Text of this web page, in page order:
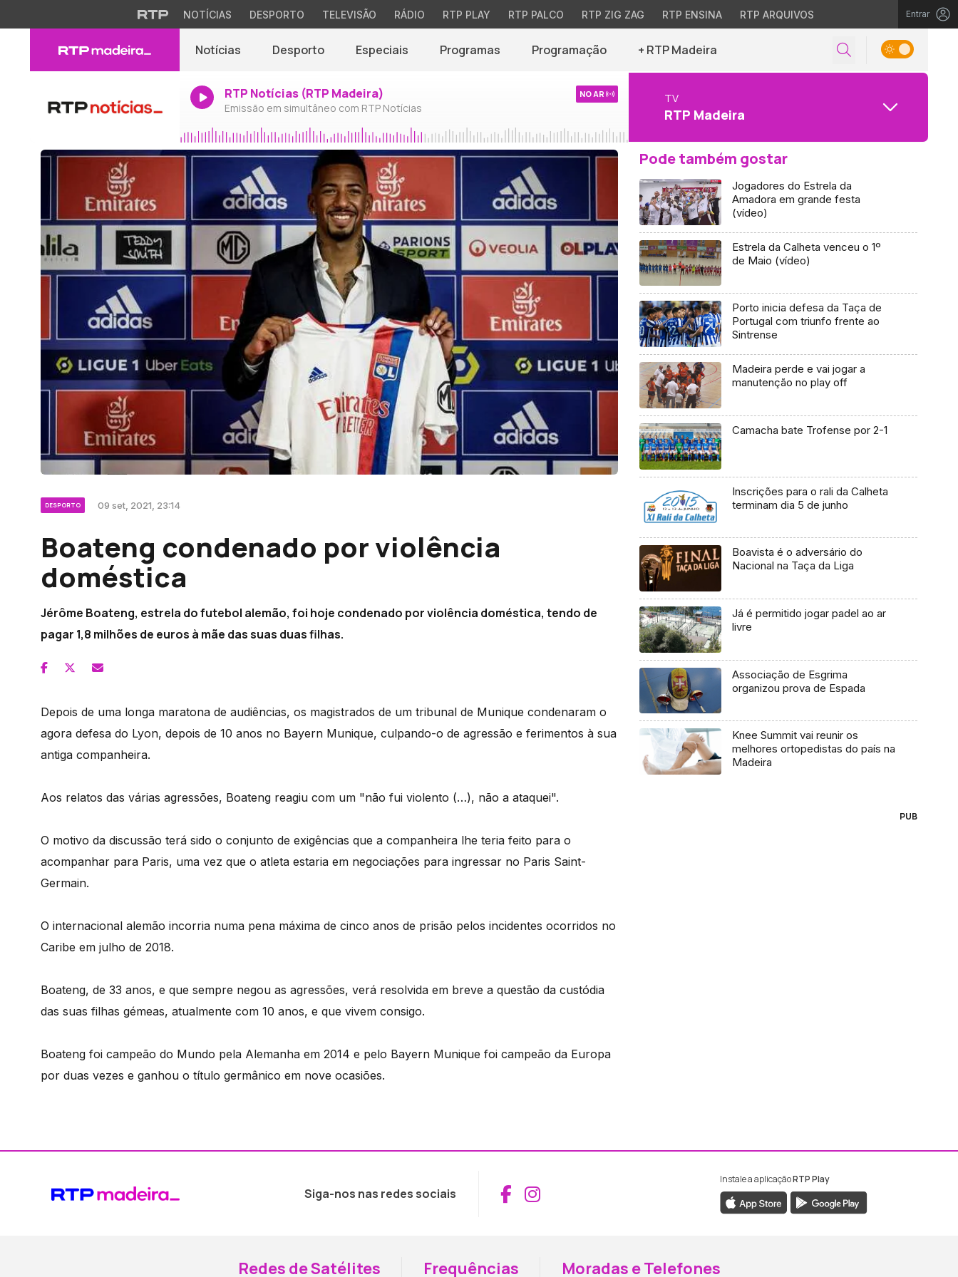
NOTÍCIAS DESPORTO TELEVISÃO RÁDIO RTP PLAY RTP PALCO RTP ZIG ZAG RTP ENSINA RTP ARQUIVOS Entrar
Notícias Desporto Especiais Programas Programação + RTP Madeira
RTP Notícias (RTP Madeira)
Emissão em simultâneo com RTP Notícias
NO AR TV
RTP Madeira
DESPORTO 09 set, 2021, 23:14
Boateng condenado por violência
doméstica
Jérôme Boateng, estrela do futebol alemão, foi hoje condenado por violência doméstica, tendo de
pagar 1,8 milhões de euros à mãe das suas duas filhas.
Depois de uma longa maratona de audiências, os magistrados de um tribunal de Munique condenaram o
agora defesa do Lyon, depois de 10 anos no Bayern Munique, culpando-o de agressão e ferimentos à sua
antiga companheira.
Aos relatos das várias agressões, Boateng reagiu com um "não fui violento (…), não a ataquei".
O motivo da discussão terá sido o conjunto de exigências que a companheira lhe teria feito para o
acompanhar para Paris, uma vez que o atleta estaria em negociações para ingressar no Paris Saint-
Germain.
O internacional alemão incorria numa pena máxima de cinco anos de prisão pelos incidentes ocorridos no
Caribe em julho de 2018.
Boateng, de 33 anos, e que sempre negou as agressões, verá resolvida em breve a questão da custódia
das suas filhas gémeas, atualmente com 10 anos, e que vivem consigo.
Boateng foi campeão do Mundo pela Alemanha em 2014 e pelo Bayern Munique foi campeão da Europa
por duas vezes e ganhou o título germânico em nove ocasiões.
Pode também gostar
Jogadores do Estrela da
Amadora em grande festa
(vídeo)
Estrela da Calheta venceu o 1º
de Maio (vídeo)
Porto inicia defesa da Taça de
Portugal com triunfo frente ao
Sintrense
Madeira perde e vai jogar a
manutenção no play off
Camacha bate Trofense por 2-1
Inscrições para o rali da Calheta
terminam dia 5 de junho
Boavista é o adversário do
Nacional na Taça da Liga
Já é permitido jogar padel ao ar
livre
Associação de Esgrima
organizou prova de Espada
Knee Summit vai reunir os
melhores ortopedistas do país na
Madeira
PUB
Siga-nos nas redes sociais Aceder ao Facebook da RTP Madeira
Aceder ao Instagram da RTP Madeira
Instale a aplicaçãoRTP Play
Redes de Satélites Frequências Moradas e Telefones